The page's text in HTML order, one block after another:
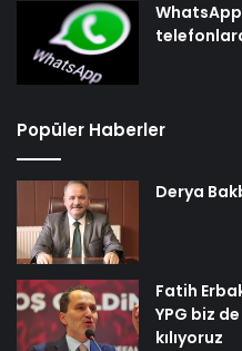
Popüler Haberler
Derya
Fatih
YPG biz
kılıyoruz